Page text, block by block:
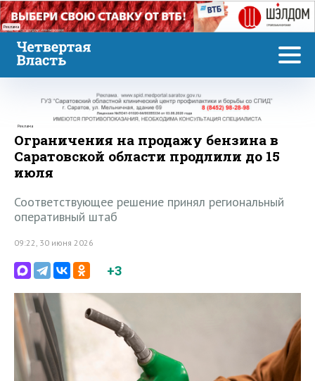
Реклама
Реклама
Ограничения на продажу бензина в
Саратовской области продлили до 15
июля
Соответствующее решение принял региональный
оперативный штаб
09:22, 30 июня 2026
+3